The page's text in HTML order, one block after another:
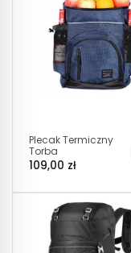
Plecak Termiczny
Torba
Termoizolacyjna
32l Granatowy
109,00 zł